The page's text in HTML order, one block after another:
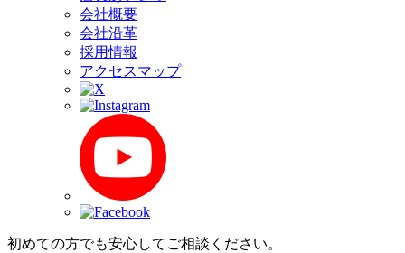
会社概要
会社沿革
採用情報
アクセスマップ
初めての方でも安心してご相談ください。